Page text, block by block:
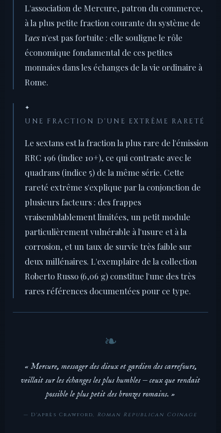
L'association de Mercure, patron du commerce,
à la plus petite fraction courante du système de
l'aesn'est pas fortuite : elle souligne le rôle
économique fondamental de ces petites
monnaies dans les échanges de la vie ordinaire à
Rome.
✦
UNE FRACTION D'UNE EXTRÊME RARETÉ
Le sextans est la fraction la plus rare de l'émission
RRC 196 (indice 10+), ce qui contraste avec le
quadrans (indice 5) de la même série. Cette
rareté extrême s'explique par la conjonction de
plusieurs facteurs : des frappes
vraisemblablement limitées, un petit module
particulièrement vulnérable à l'usure et à la
corrosion, et un taux de survie très faible sur
deux millénaires. L'exemplaire de la collection
Roberto Russo (6,06 g) constitue l'une des très
rares références documentées pour ce type.
« Mercure, messager des dieux et gardien des carrefours,
veillait sur les échanges les plus humbles — ceux que rendait
possible le plus petit des bronzes romains. »
— D'après Crawford, Roman Republican Coinage